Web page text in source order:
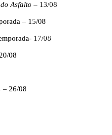
Asfalto – 13/08
– 15/08
17/08
08
– 26/08